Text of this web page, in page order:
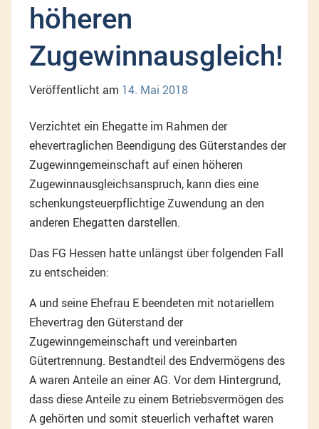
höheren
Zugewinnausgleich!
Veröffentlicht am 14. Mai 2018
Verzichtet ein Ehegatte im Rahmen der
ehevertraglichen Beendigung des Güterstandes der
Zugewinngemeinschaft auf einen höheren
Zugewinnausgleichsanspruch, kann dies eine
schenkungsteuerpflichtige Zuwendung an den
anderen Ehegatten darstellen.
Das FG Hessen hatte unlängst über folgenden Fall
zu entscheiden:
A und seine Ehefrau E beendeten mit notariellem
Ehevertrag den Güterstand der
Zugewinngemeinschaft und vereinbarten
Gütertrennung. Bestandteil des Endvermögens des
A waren Anteile an einer AG. Vor dem Hintergrund,
dass diese Anteile zu einem Betriebsvermögen des
A gehörten und somit steuerlich verhaftet waren